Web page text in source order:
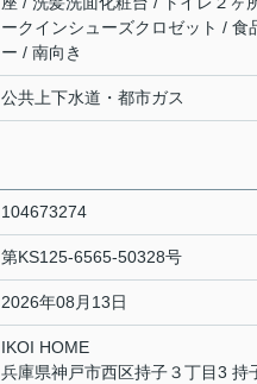
ークインシューズクロゼット /
ー / 南向き
公共上下水道・都市ガス
104673274
第KS125-6565-50328号
2026年08月13日
IKOI HOME
兵庫県神戸市西区持子３丁目3 持